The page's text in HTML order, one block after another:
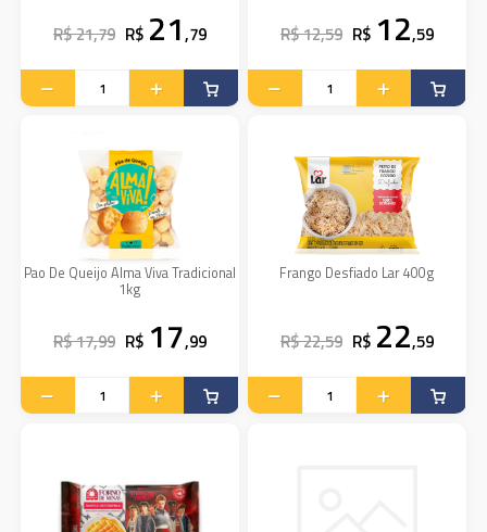
R$ 21,79 R$ 21,79 R$ 12,59 R$ 12,59
Pao De Queijo Alma Viva Tradicional
1kg
R$ 17,99 R$ 17,99
Frango Desfiado Lar 400g
R$ 22,59 R$ 22,59